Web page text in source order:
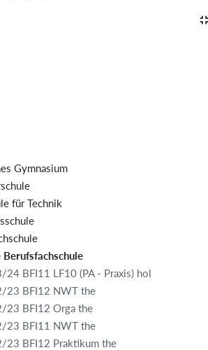
Gymnasium
für Technik
Berufsfachschule
24 BFI11 LF10 (PA - Praxis) hol
23 BFI12 NWT the
23 BFI12 Orga the
23 BFI11 NWT the
23 BFI12 Praktikum the